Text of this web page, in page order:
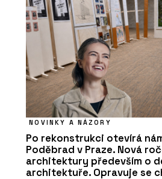
NOVINKY A NÁZORY
Po rekonstrukci otevírá
Poděbrad v Praze. Nová
architektury především o
architektuře. Opravuje se